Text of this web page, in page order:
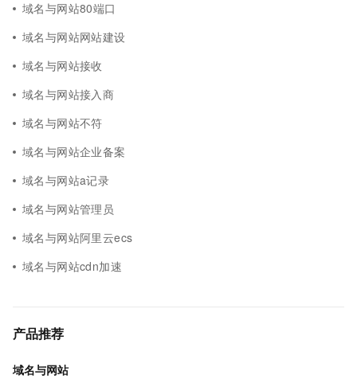
域名与网站80端口
域名与网站网站建设
域名与网站接收
域名与网站接入商
域名与网站不符
域名与网站企业备案
域名与网站a记录
域名与网站管理员
域名与网站阿里云ecs
域名与网站cdn加速
产品推荐
域名与网站